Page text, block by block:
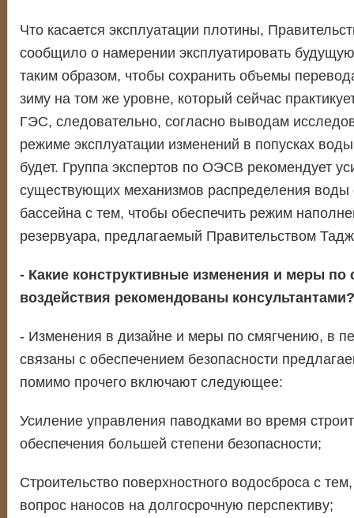
Что касается эксплуатации плотины,
сообщило о намерении эксплуатировать
таким образом, чтобы сохранить объемы
зиму на том же уровне, который сейчас
ГЭС, следовательно, согласно выводам
режиме эксплуатации изменений в попусках
будет. Группа экспертов по ОЭСВ рекомендует
существующих механизмов распределения воды
бассейна с тем, чтобы обеспечить режим
резервуара, предлагаемый Правительством
- Какие конструктивные изменения и меры по
воздействия рекомендованы консультантами?
- Изменения в дизайне и меры по смягчению, в
связаны с обеспечением безопасности
помимо прочего включают следующее:
Усиление управления паводками во время
обеспечения большей степени безопасности;
Строительство поверхностного водосброса с
вопрос наносов на долгосрочную перспективу;